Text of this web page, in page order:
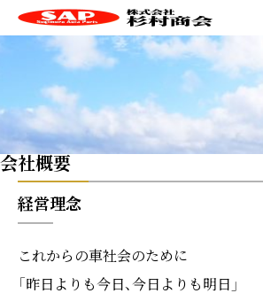
会社概要
経営理念
これからの車社会のために
「昨日よりも今日、今日よりも明日」